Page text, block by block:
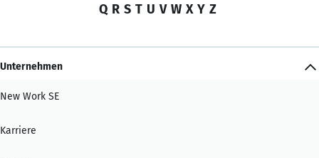
Q R S T U V W X Y Z
Unternehmen
New Work SE
Karriere